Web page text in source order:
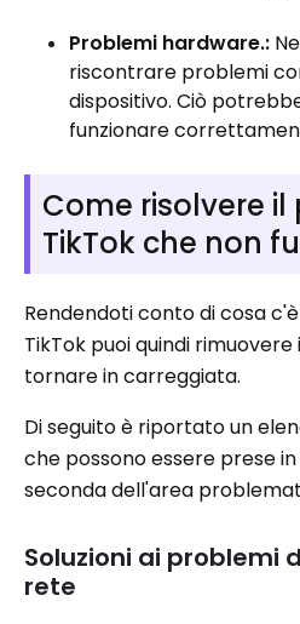
Problemi hardware.:
riscontrare problemi
dispositivo. Ciò
funzionare
Come risolvere
TikTok che non
Rendendoti conto di cosa
TikTok puoi quindi
tornare in carreggiata.
Di seguito è riportato un
che possono essere prese
seconda dell'area
Soluzioni ai problemi
rete